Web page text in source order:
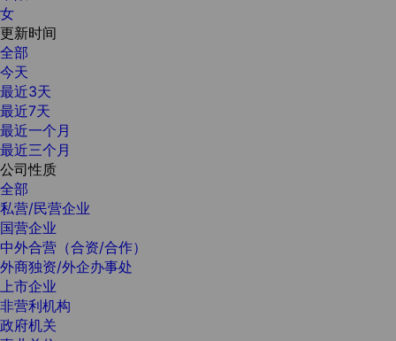
女
更新时间
全部
今天
最近3天
最近7天
最近一个月
最近三个月
公司性质
全部
私营/民营企业
国营企业
中外合营（合资/合作）
外商独资/外企办事处
上市企业
非营利机构
政府机关